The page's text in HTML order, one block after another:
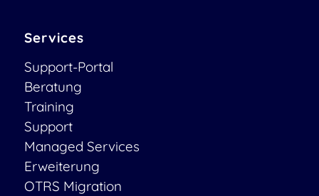
Services
Support-Portal
Beratung
Training
Support
Managed Services
Erweiterung
OTRS Migration